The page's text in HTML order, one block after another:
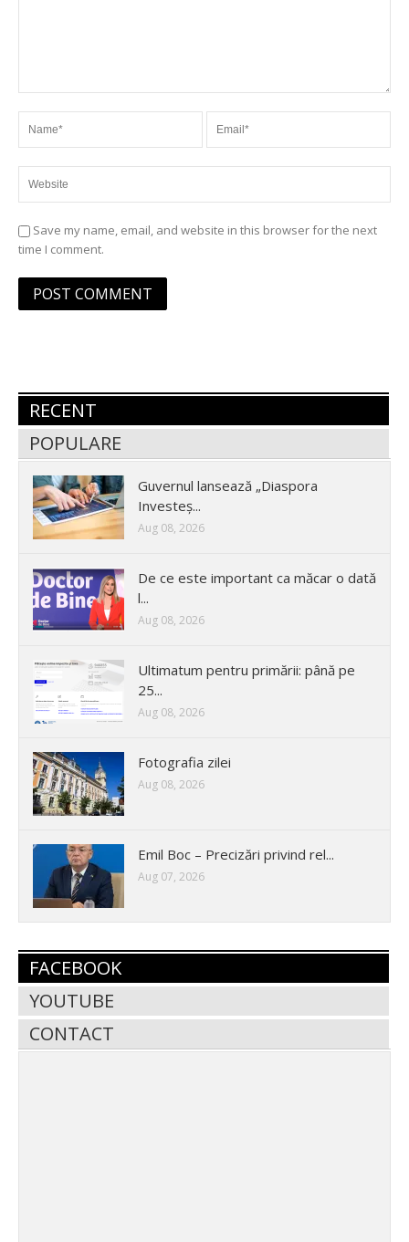
Save my name, email, and website in this browser for the next
time I comment.
RECENT
POPULARE
Guvernul lansează „Diaspora
Investeș...
Aug 08, 2026
De ce este important ca măcar o dată
l...
Aug 08, 2026
Ultimatum pentru primării: până pe
25...
Aug 08, 2026
Fotografia zilei
Aug 08, 2026
Emil Boc – Precizări privind rel...
Aug 07, 2026
FACEBOOK
YOUTUBE
CONTACT